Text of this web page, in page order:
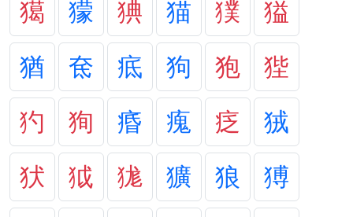
獦
獴 猠 猫 獛
獈
猶
奃 疷 狗 狍
狴
犳
狥 痻 瘣 疺
狨
犾
狘 狵 獷 狼
猼